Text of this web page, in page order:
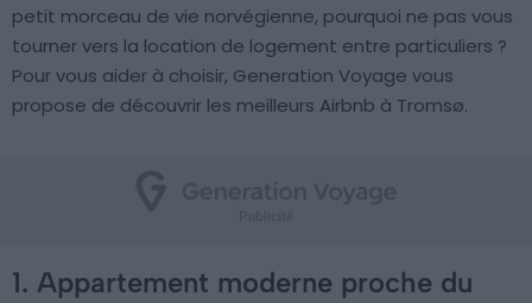
petit morceau de vie norvégienne, pourquoi ne pas vous
tourner vers la location de logement entre particuliers ?
Pour vous aider à choisir, Generation Voyage vous
propose de découvrir les meilleurs Airbnb à Tromsø.
1. Appartement moderne proche du